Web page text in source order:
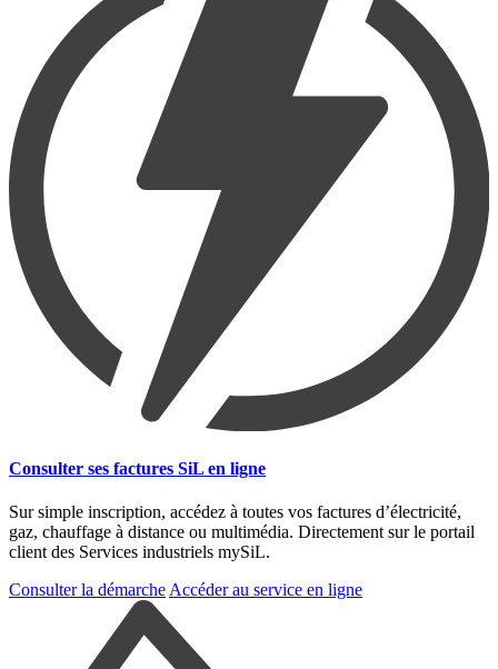
Consulter ses factures SiL en ligne
Sur simple inscription, accédez à toutes vos factures d’électricité,
gaz, chauffage à distance ou multimédia. Directement sur le portail
client des Services industriels mySiL.
Consulter la démarche Accéder au service en ligne